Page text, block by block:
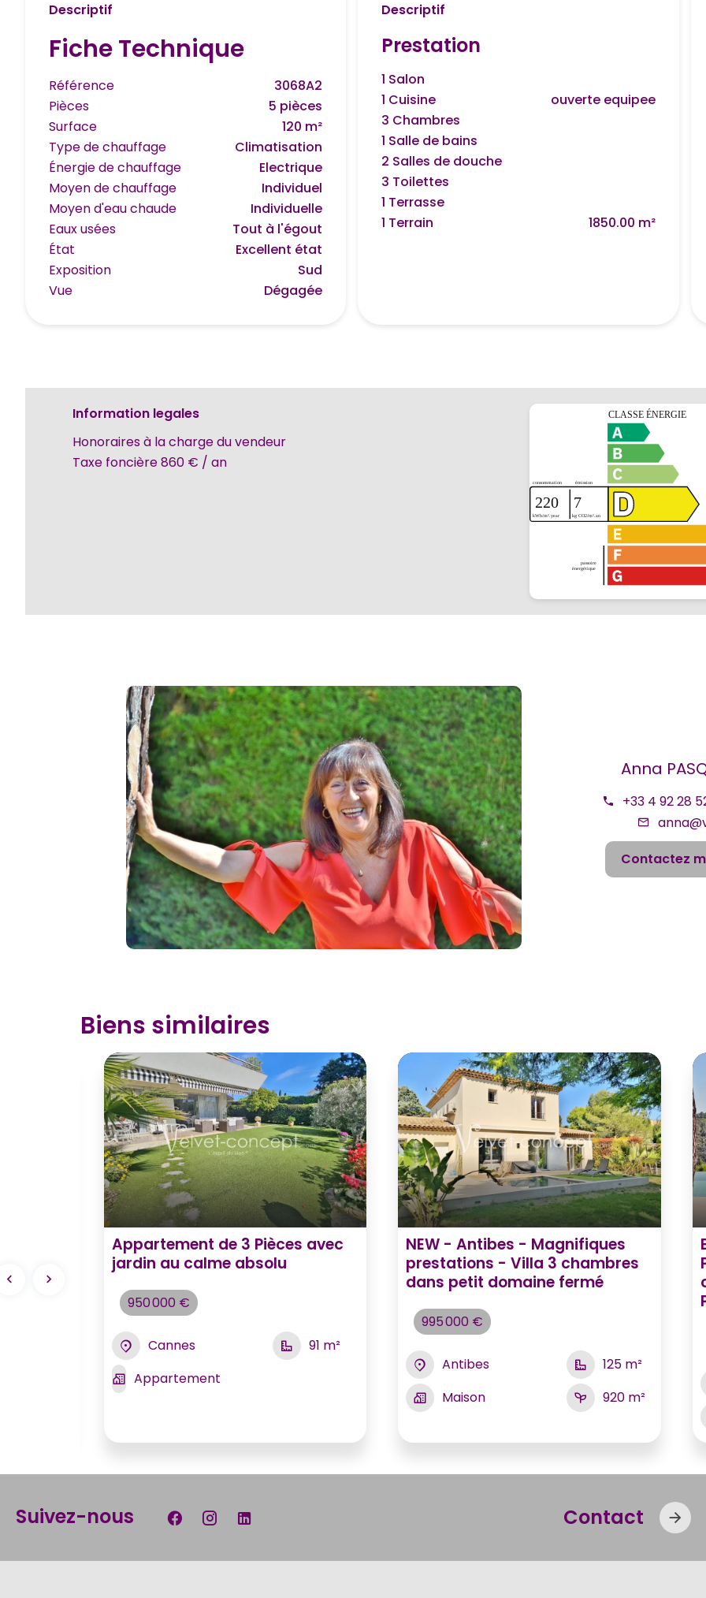
Descriptif
Fiche Technique
Référence
3068A2
Pièces
5 pièces
Surface
120 m²
Type de chauffage
Climatisation
Énergie de chauffage
Electrique
Moyen de chauffage
Individuel
Moyen d'eau chaude
Individuelle
Eaux usées
Tout à l'égout
État
Excellent état
Exposition
Sud
Vue
Dégagée
Descriptif
Prestation
1 Salon
1 Cuisine
ouverte equipee
3 Chambres
1 Salle de bains
2 Salles de douche
3 Toilettes
1 Terrasse
1 Terrain
1850.00 m²
Information legales
Honoraires à la charge du vendeur
Taxe foncière860 € / an
Anna
+33 4 92 28
Contactez
Biens similaires
St
Appartement de 3 Pièces avec
jardin au calme absolu
950 000 €
Cannes
91 m²
Appartement
NEW - Antibes - Magnifiques
prestations - Villa 3 chambres
dans petit domaine fermé
995 000 €
Antibes
125 m²
Maison
920 m²
Suivez-nous Contact